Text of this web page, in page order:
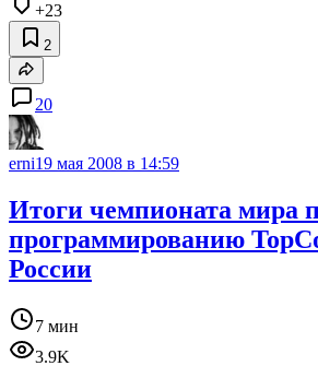
+23
2
20
erni19 мая 2008 в 14:59
Итоги чемпионата мира
программированию
России
7 мин
3.9K